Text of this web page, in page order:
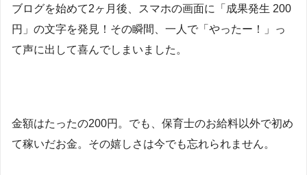
ブログを始めて2ヶ月後、スマホの画面に「成果発生 200
円」の文字を発見！その瞬間、一人で「やったー！」っ
て声に出して喜んでしまいました。
金額はたったの200円。でも、保育士のお給料以外で初め
て稼いだお金。その嬉しさは今でも忘れられません。